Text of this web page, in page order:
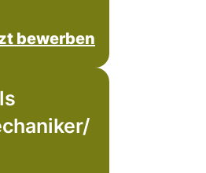
bewerben